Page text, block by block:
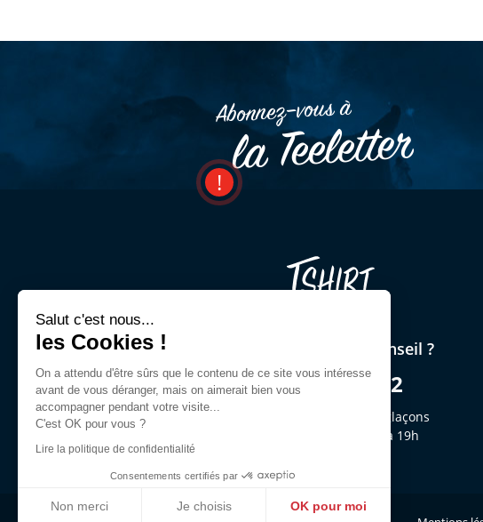
Abonnez–vous à
la Teeletter
Une question ? Un conseil ?
03 44 54 00 92
Demandez Jeffrey ou des glaçons
du lun. au ven. de 9h30 à 19h
Salut c'est nous...
les Cookies !
On a attendu d'être sûrs que le contenu de ce site vous intéresse
avant de vous déranger, mais on aimerait bien vous
accompagner pendant votre visite...
C'est OK pour vous ?
Lire la politique de confidentialité
Consentements certifiés par
Non merci Je choisis OK pour moi